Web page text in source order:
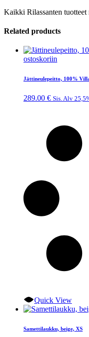
Kaikki Rilassanten tuotteet
Related products
ostoskoriin
Jättineulepeitto, 100%
289.00 € Sis. Alv
Quick View
Samettilaukku, beige, XS